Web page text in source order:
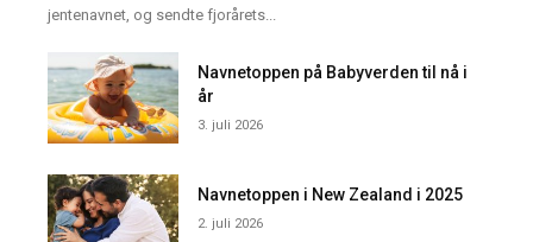
jentenavnet, og sendte fjorårets...
Navnetoppen på Babyverden til nå i
år
3. juli 2026
Navnetoppen i New Zealand i 2025
2. juli 2026